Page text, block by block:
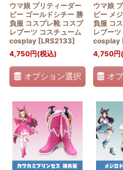
ウマ娘 プリティーダー
ビー ゴールドシチー 勝
負服 コスプレ靴 コスプ
レブーツ コスチューム
cosplay [LRS2133]
4,750円(税込)
オプション選択
ウマ娘
ビー メ
負服 コ
レブー
cosplay
4,750円
オ